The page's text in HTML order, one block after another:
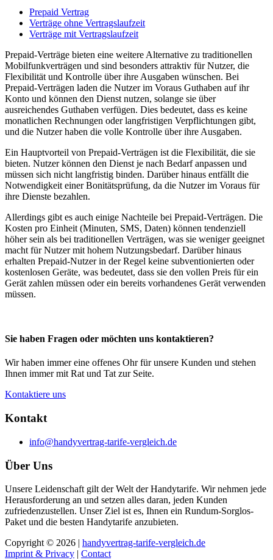
Prepaid Vertrag
Verträge ohne Vertragslaufzeit
Verträge mit Vertragslaufzeit
Prepaid-Verträge bieten eine weitere Alternative zu traditionellen
Mobilfunkverträgen und sind besonders attraktiv für Nutzer, die
Flexibilität und Kontrolle über ihre Ausgaben wünschen. Bei
Prepaid-Verträgen laden die Nutzer im Voraus Guthaben auf ihr
Konto und können den Dienst nutzen, solange sie über
ausreichendes Guthaben verfügen. Dies bedeutet, dass es keine
monatlichen Rechnungen oder langfristigen Verpflichtungen gibt,
und die Nutzer haben die volle Kontrolle über ihre Ausgaben.
Ein Hauptvorteil von Prepaid-Verträgen ist die Flexibilität, die sie
bieten. Nutzer können den Dienst je nach Bedarf anpassen und
müssen sich nicht langfristig binden. Darüber hinaus entfällt die
Notwendigkeit einer Bonitätsprüfung, da die Nutzer im Voraus für
ihre Dienste bezahlen.
Allerdings gibt es auch einige Nachteile bei Prepaid-Verträgen. Die
Kosten pro Einheit (Minuten, SMS, Daten) können tendenziell
höher sein als bei traditionellen Verträgen, was sie weniger geeignet
macht für Nutzer mit hohem Nutzungsbedarf. Darüber hinaus
erhalten Prepaid-Nutzer in der Regel keine subventionierten oder
kostenlosen Geräte, was bedeutet, dass sie den vollen Preis für ein
Gerät zahlen müssen oder ein bereits vorhandenes Gerät verwenden
müssen.
Sie haben Fragen oder möchten uns kontaktieren?
Wir haben immer eine offenes Ohr für unsere Kunden und stehen
Ihnen immer mit Rat und Tat zur Seite.
Kontaktiere uns
Kontakt
info@handyvertrag-tarife-vergleich.de
Über Uns
Unsere Leidenschaft gilt der Welt der Handytarife. Wir nehmen jede
Herausforderung an und setzen alles daran, jeden Kunden
zufriedenzustellen. Unser Ziel ist es, Ihnen ein Rundum-Sorglos-
Paket und die besten Handytarife anzubieten.
Copyright © 2026 | handyvertrag-tarife-vergleich.de
Imprint & Privacy | Contact